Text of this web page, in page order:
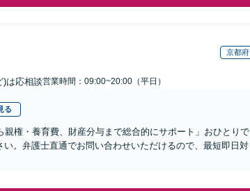
京都府
)は応相談営業時間：09:00~20:00（平日）
る
親権・養育費、財産分与まで総合的にサポート」おひとりで
。弁護士直通でお問い合わせいただけるので、最短即日対